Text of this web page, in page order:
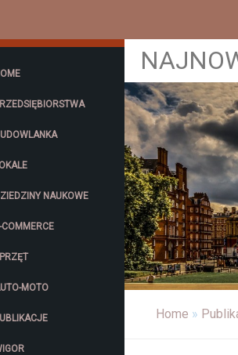
NAUKOWE
COMMERCE
MOTO
Home »